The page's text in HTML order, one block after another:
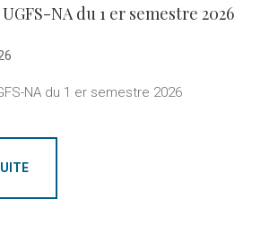
NA du 1 er semestre 2026
NA du 1 er semestre 2026